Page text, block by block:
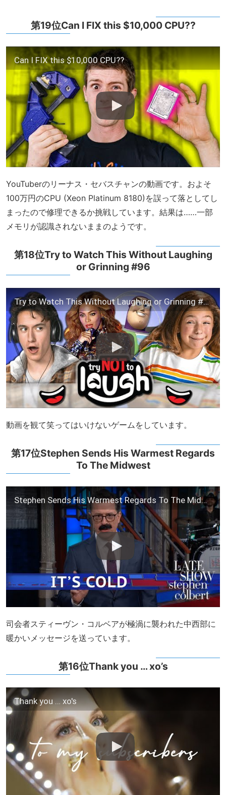
第19位Can I FIX this $10,000 CPU??
Can I FIX this $10,000 CPU??
YouTuberのリーナス・セバスチャンの動画です。およそ
100万円のCPU (Xeon Platinum 8180)を誤って落としてし
まったので修理できるか挑戦しています。結果は……一部
メモリが認識されないままのようです。
第18位Try to Watch This Without Laughing
or Grinning #96
Try to Watch This Without Laughing or Grinning #96
動画を観て笑ってはいけないゲームをしています。
第17位Stephen Sends His Warmest Regards
To The Midwest
Stephen Sends His Warmest Regards To The Midwest
司会者スティーヴン・コルベアが極渦に襲われた中西部に
暖かいメッセージを送っています。
第16位Thank you … xo’s
Thank you … xo's